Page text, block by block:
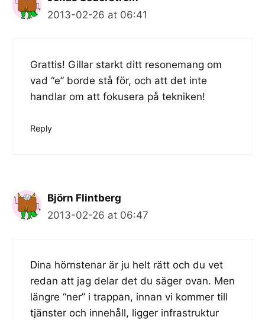
2013-02-26 at 06:41
Grattis! Gillar starkt ditt resonemang om
vad “e” borde stå för, och att det inte
handlar om att fokusera på tekniken!
Reply
Björn Flintberg
2013-02-26 at 06:47
Dina hörnstenar är ju helt rätt och du vet
redan att jag delar det du säger ovan. Men
längre “ner” i trappan, innan vi kommer till
tjänster och innehåll, ligger infrastruktur